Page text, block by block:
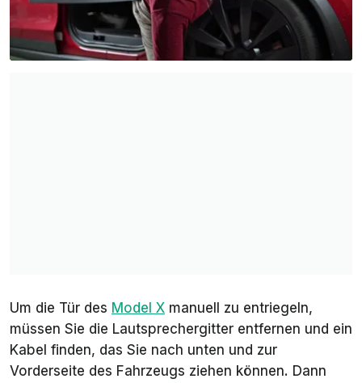
Um die Tür des Model X manuell zu entriegeln,
müssen Sie die Lautsprechergitter entfernen und ein
Kabel finden, das Sie nach unten und zur
Vorderseite des Fahrzeugs ziehen können. Dann